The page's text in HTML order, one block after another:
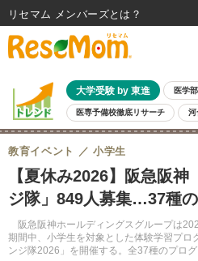
大学受験 by 東進 医学部
医専予備校徹底リサーチ 河
親子で考える大学選び 高校受験 中学
共通テスト 夏休み
8月開催イベント・WS 全国公立高校 過去問
自由研究教材（小学生向け） 自由研究教材
【夏休み2026】阪急阪
ジ隊」849人募集…37種
阪急阪神ホールディングスグループは
期間中、小学生を対象とした体験学習プロ
ンジ隊2026」を開催する。全37種のプロ
教育イベント 小学生
リセマム メンバーズ